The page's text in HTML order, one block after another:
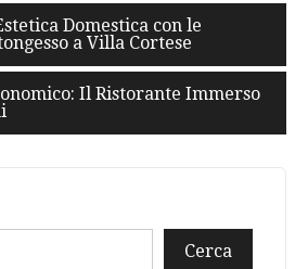
Domestica con le
a Villa Cortese
Il Ristorante Immerso
Cerca